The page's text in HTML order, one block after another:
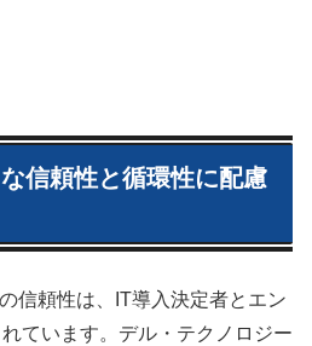
信頼性と循環性に配慮
信頼性は、IT導入決定者とエン
ています。デル・テクノロジー